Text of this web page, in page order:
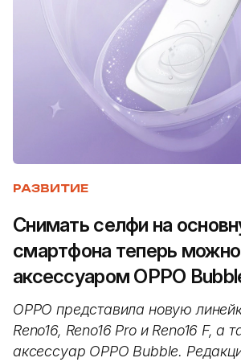
РАЗВИТИЕ
Снимать селфи на
смартфона теперь
аксессуаром OPPO
OPPO представила новую
Reno16, Reno16 Pro и Reno16 F, а
аксессуар OPPO Bubble.